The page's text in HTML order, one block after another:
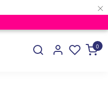
×
0